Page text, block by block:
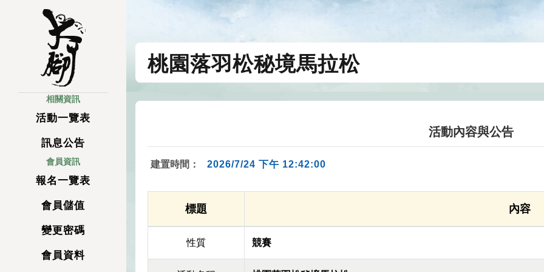
相關資訊
活動一覽表
訊息公告
會員資訊
報名一覽表
會員儲值
變更密碼
會員資料
桃園落羽松秘境馬拉松
活動內容與公告
建置時間： 2026/7/24 下午 12:42:00
標題 內容
性質 競賽